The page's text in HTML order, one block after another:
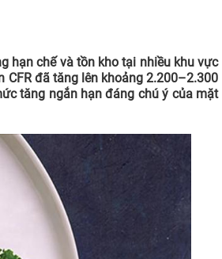
hạn chế và tồn kho tại nhiều khu vực
CFR đã tăng lên khoảng 2.200–2.300
tăng ngắn hạn đáng chú ý của mặt